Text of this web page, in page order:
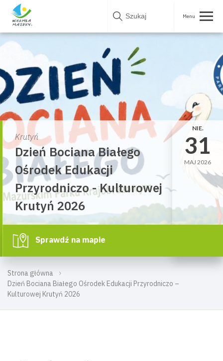
Skip
Strona główna
Dzień Bociana Białego Ośrodek Edukacji Przyrodniczo –
Kulturowej Krutyń 2026
Krutyń
Dzień Bociana Białego
Ośrodek Edukacji
Przyrodniczo - Kulturowej
Krutyń 2026
NIE.
31
MAJ 2026
Sprawdź na mapie